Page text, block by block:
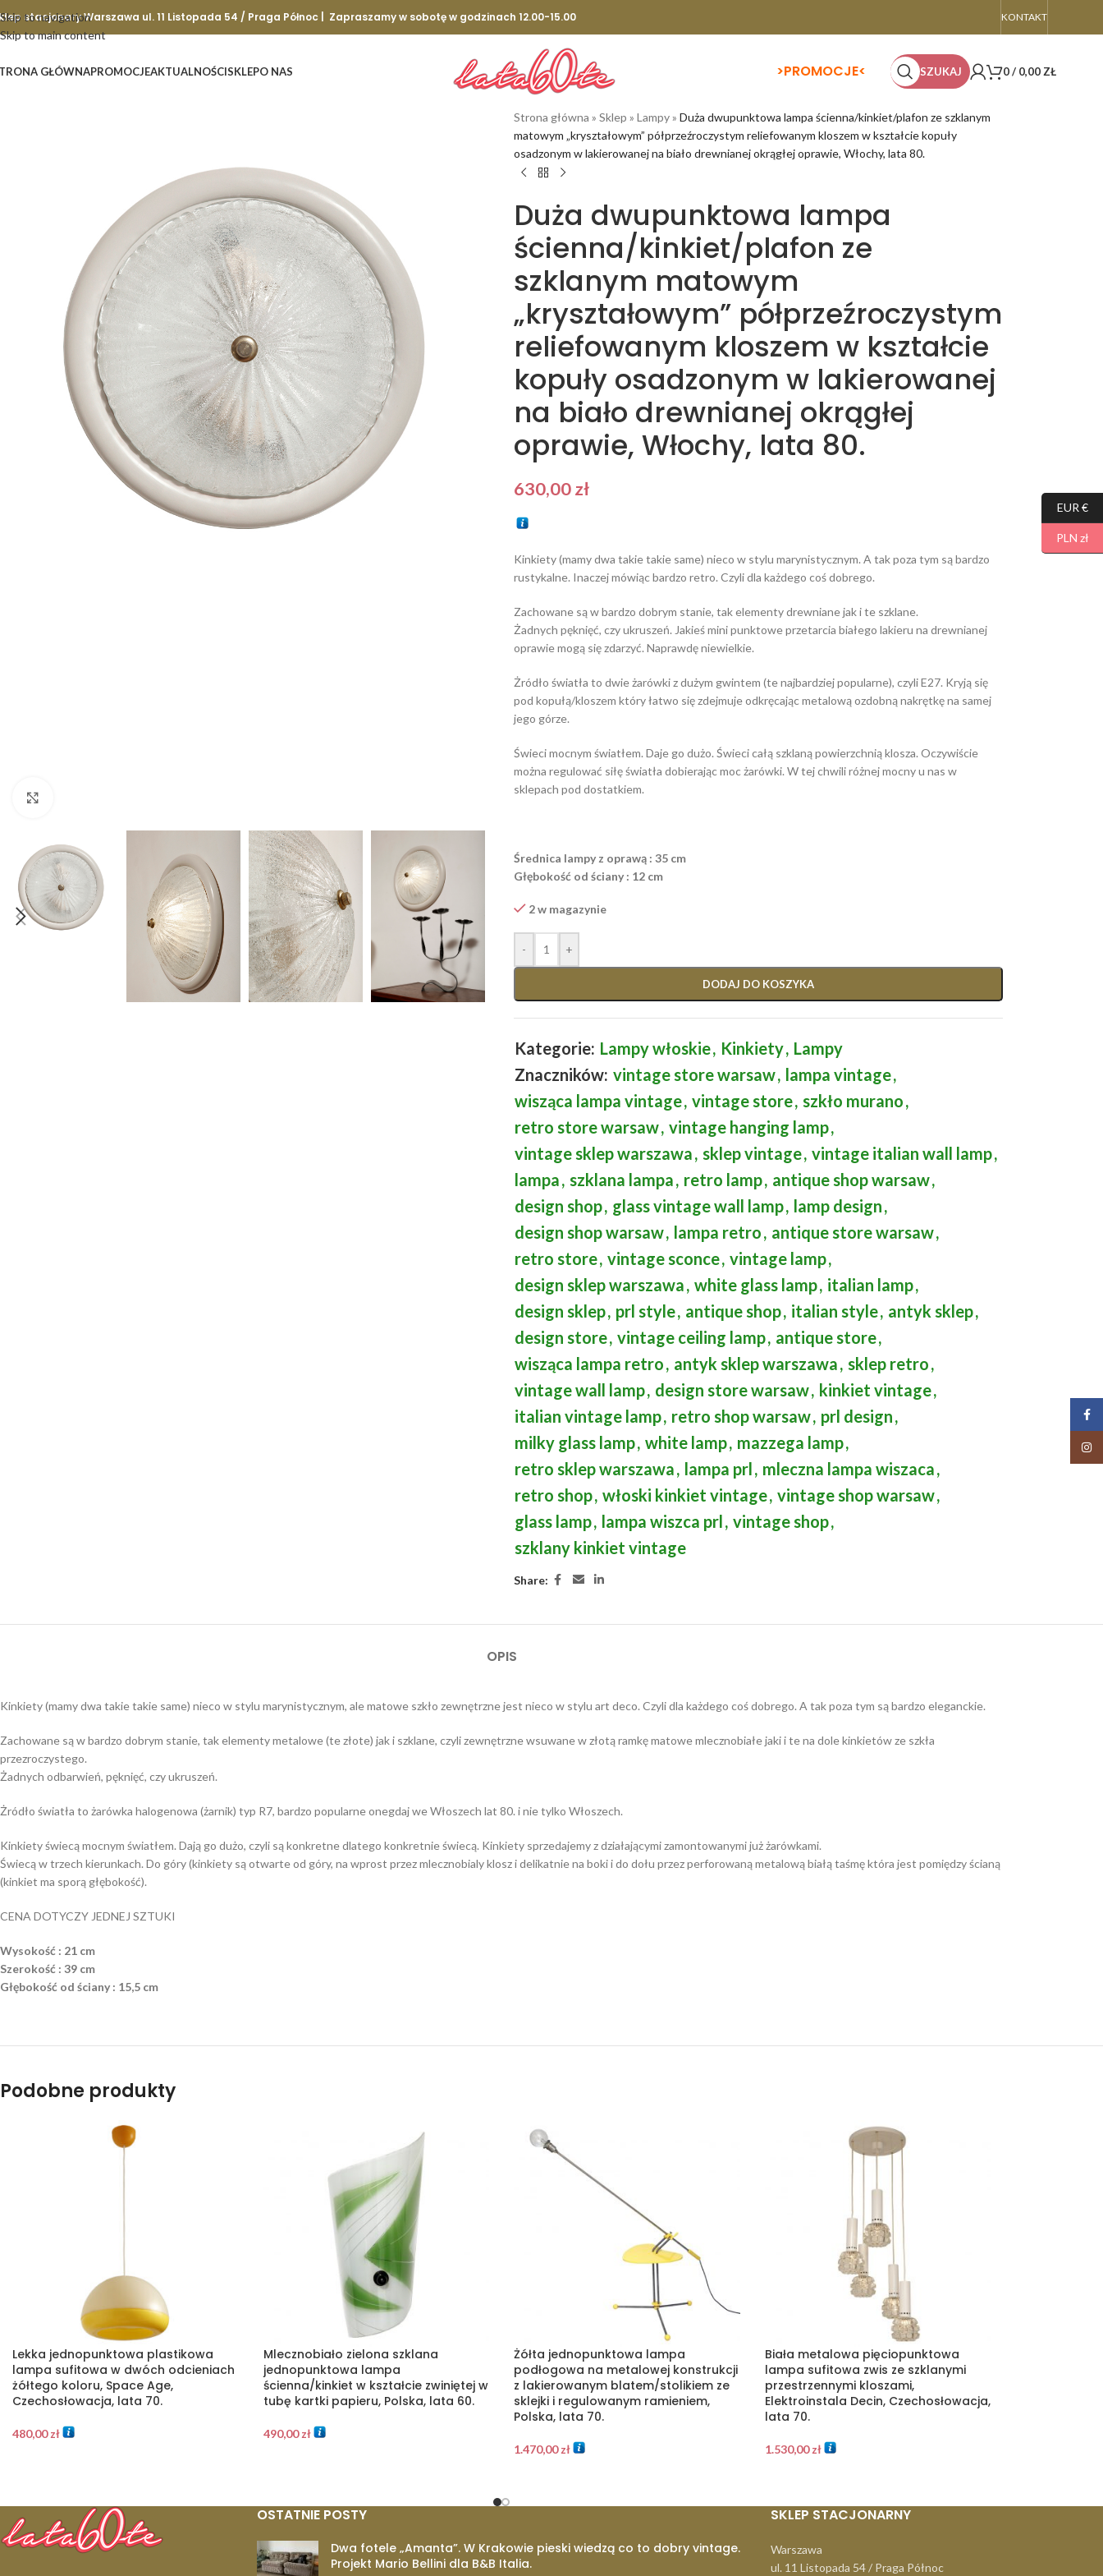
Skip to navigation
Skip to main content
stacjonary Warszawa ul. 11 Listopada 54 / Praga Północ | Zapraszamy w sobotę w godzinach 12.00-15.00 KONTAKT
GŁÓWNAPROMOCJEAKTUALNOŚCISKLEPO NAS >PROMOCJE< SZUKAJ 0/ 0,00 ZŁ
Strona główna » Sklep » Lampy» Duża dwupunktowa lampa ścienna/kinkiet/plafon ze szklanym
matowym „kryształowym” półprzeźroczystym reliefowanym kloszem w kształcie kopuły
osadzonym w lakierowanej na biało drewnianej okrągłej oprawie, Włochy, lata 80.
Duża dwupunktowa lampa
ścienna/kinkiet/plafon ze
szklanym matowym
„kryształowym” półprzeźroczystym
reliefowanym kloszem w kształcie
kopuły osadzonym w lakierowanej
na biało drewnianej okrągłej
oprawie, Włochy, lata 80.
630,00zł
Kinkiety (mamy dwa takie takie same) nieco w stylu marynistycznym. A tak poza tym są bardzo
rustykalne. Inaczej mówiąc bardzo retro. Czyli dla każdego coś dobrego.
Zachowane są w bardzo dobrym stanie, tak elementy drewniane jak i te szklane.
Żadnych pęknięć, czy ukruszeń. Jakieś mini punktowe przetarcia białego lakieru na drewnianej
oprawie mogą się zdarzyć. Naprawdę niewielkie.
Żródło światła to dwie żarówki z dużym gwintem (te najbardziej popularne), czyli E27. Kryją się
pod kopułą/kloszem który łatwo się zdejmuje odkręcając metalową ozdobną nakrętkę na samej
jego górze.
Świeci mocnym światłem. Daje go dużo. Świeci całą szklaną powierzchnią klosza. Oczywiście
można regulować siłę światła dobierając moc żarówki. W tej chwili różnej mocny u nas w
sklepach pod dostatkiem.
Średnica lampy z oprawą : 35 cm
Głębokość od ściany : 12 cm
2 w magazynie
- +
DODAJ DO KOSZYKA
Kategorie: Lampy włoskie, Kinkiety, Lampy
Znaczników: vintage store warsaw, lampa vintage,
wisząca lampa vintage, vintage store, szkło murano,
retro store warsaw, vintage hanging lamp,
vintage sklep warszawa, sklep vintage, vintage italian wall lamp,
lampa, szklana lampa, retro lamp, antique shop warsaw,
design shop, glass vintage wall lamp, lamp design,
design shop warsaw, lampa retro, antique store warsaw,
retro store, vintage sconce, vintage lamp,
design sklep warszawa, white glass lamp, italian lamp,
design sklep, prl style, antique shop, italian style, antyk sklep,
design store, vintage ceiling lamp, antique store,
wisząca lampa retro, antyk sklep warszawa, sklep retro,
vintage wall lamp, design store warsaw, kinkiet vintage,
italian vintage lamp, retro shop warsaw, prl design,
milky glass lamp, white lamp, mazzega lamp,
retro sklep warszawa, lampa prl, mleczna lampa wiszaca,
retro shop, włoski kinkiet vintage, vintage shop warsaw,
glass lamp, lampa wiszca prl, vintage shop,
szklany kinkiet vintage
Share:
OPIS
Kinkiety (mamy dwa takie takie same) nieco w stylu marynistycznym, ale matowe szkło zewnętrzne jest nieco w stylu art deco. Czyli dla każdego coś dobrego. A tak poza tym są bardzo eleganckie.
Zachowane są w bardzo dobrym stanie, tak elementy metalowe (te złote) jak i szklane, czyli zewnętrzne wsuwane w złotą ramkę matowe mlecznobiałe jaki i te na dole kinkietów ze szkła
przezroczystego.
Żadnych odbarwień, pęknięć, czy ukruszeń.
Żródło światła to żarówka halogenowa (żarnik) typ R7, bardzo popularne onegdaj we Włoszech lat 80. i nie tylko Włoszech.
Kinkiety świecą mocnym światłem. Dają go dużo, czyli są konkretne dlatego konkretnie świecą. Kinkiety sprzedajemy z działającymi zamontowanymi już żarówkami.
Świecą w trzech kierunkach. Do góry (kinkiety są otwarte od góry, na wprost przez mlecznobialy klosz i delikatnie na boki i do dołu przez perforowaną metalową białą taśmę która jest pomiędzy ścianą
(kinkiet ma sporą głębokość).
CENA DOTYCZY JEDNEJ SZTUKI
Wysokość : 21 cm
Szerokość : 39 cm
Głębokość od ściany : 15,5 cm
Podobne produkty
Lekka jednopunktowa plastikowa
lampa sufitowa w dwóch odcieniach
żółtego koloru, Space Age,
Czechosłowacja, lata 70.
480,00zł
Mlecznobiało zielona szklana
jednopunktowa lampa
ścienna/kinkiet w kształcie zwiniętej w
tubę kartki papieru, Polska, lata 60.
490,00zł
Żółta jednopunktowa lampa
podłogowa na metalowej konstrukcji
z lakierowanym blatem/stolikiem ze
sklejki i regulowanym ramieniem,
Polska, lata 70.
1.470,00zł
Biała metalowa pięciopunktowa
lampa sufitowa zwis ze szklanymi
przestrzennymi kloszami,
Elektroinstala Decin, Czechosłowacja,
lata 70.
1.530,00zł
OSTATNIE POSTY
Dwa fotele „Amanta”. W Krakowie pieski wiedzą co to dobry vintage.
Projekt Mario Bellini dla B&B Italia.
SKLEP STACJONARNY
Warszawa
ul. 11 Listopada 54 / Praga Północ
EUR €
PLN zł